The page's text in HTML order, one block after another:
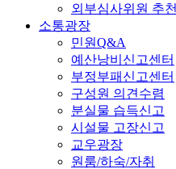
외부심사위원 추천
소통광장
민원Q&A
예산낭비신고센터
부정부패신고센터
구성원 의견수렴
분실물 습득신고
시설물 고장신고
교우광장
원룸/하숙/자취